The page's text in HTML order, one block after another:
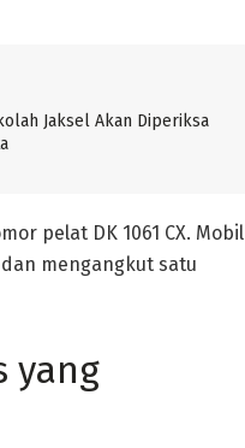
Jaksel Akan Diperiksa
pelat DK 1061 CX. Mobil
mengangkut satu
yang